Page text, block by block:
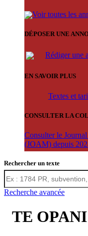
Voir toutes les
DÉPOSER UNE
Rédiger une
EN SAVOIR PLUS
Textes et
CONSULTER LA
Consulter le
(JOAM) depuis
Rechercher un texte
Recherche avancée
TE